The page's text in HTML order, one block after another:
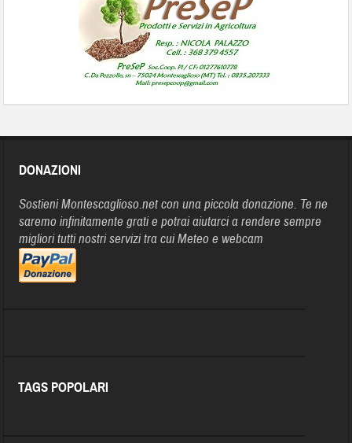
DONAZIONI
Sostieni Montescaglioso.net con una piccola donazione. Te ne
saremo infinitamente grati e potrai aiutarci a rendere sempre
migliori tutti nostri servizi tra cui Meteo e webcam
TAGS POPOLARI